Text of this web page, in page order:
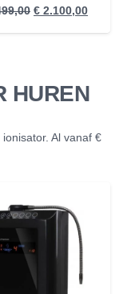
Oorspronkelijke
prijs
€ 2.100,00
prijs
HUREN
Al vanaf €